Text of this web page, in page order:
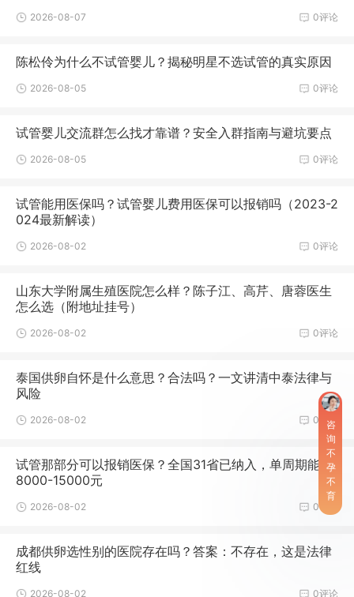
0评论
2026-08-07
陈松伶为什么不试管婴儿？揭秘明星不选试管的真实原因
0评论
2026-08-05
试管婴儿交流群怎么找才靠谱？安全入群指南与避坑要点
0评论
2026-08-05
试管能用医保吗？试管婴儿费用医保可以报销吗（2023-2
024最新解读）
0评论
2026-08-02
山东大学附属生殖医院怎么样？陈子江、高芹、唐蓉医生
怎么选（附地址挂号）
0评论
2026-08-02
泰国供卵自怀是什么意思？合法吗？一文讲清中泰法律与
风险
0评论
2026-08-02
试管那部分可以报销医保？全国31省已纳入，单周期能报
8000-15000元
0评论
2026-08-02
成都供卵选性别的医院存在吗？答案：不存在，这是法律
红线
0评论
2026-08-02
咨
询
不
孕
不
育